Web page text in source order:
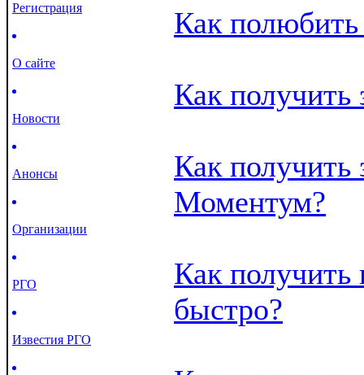
Регистрация
О сайте
Новости
Анонсы
Организации
РГО
Известия РГО
Как полюбить
Как получить
Как получить
Моментум?
Как
быстро?